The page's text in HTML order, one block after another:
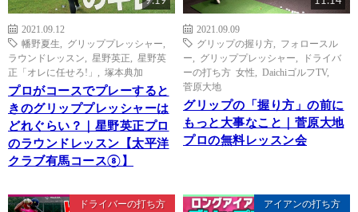
2021.09.12
幡野夏生
グリッププレッシャー
ラウンドレッスン
星野英正
星野英
正「オレに任せろ!」
塚本典加
プロがコースでプレーすると
きのグリッププレッシャーは
どれぐらい？｜星野英正プロ
のラウンドレッスン【太平洋
クラブ有馬コース⑧】
2021.09.09
グリップの握り方
フォロースル
ー
グリッププレッシャー
ドライバ
ーの打ち方 女性
DaichiゴルフTV,
菅原大地
グリップの「握り方」の前に
もっと大事なこと｜菅原大地
プロの無料レッスン会
ドライバーの打ち方 アイアンの打ち方